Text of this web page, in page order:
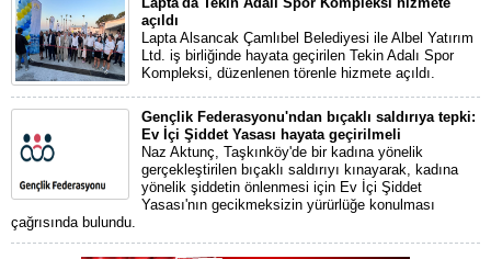
açıldı
Lapta Alsancak Çamlıbel Belediyesi ile Albel Yatırım
Ltd. iş birliğinde hayata geçirilen Tekin Adalı Spor
Kompleksi, düzenlenen törenle hizmete açıldı.
Gençlik Federasyonu'ndan bıçaklı saldırıya tepki:
Ev İçi Şiddet Yasası hayata geçirilmeli
Naz Aktunç, Taşkınköy'de bir kadına yönelik
gerçekleştirilen bıçaklı saldırıyı kınayarak, kadına
yönelik şiddetin önlenmesi için Ev İçi Şiddet
Yasası'nın gecikmeksizin yürürlüğe konulması
çağrısında bulundu.